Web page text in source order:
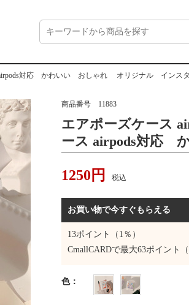
airpods対応 かわいい おしゃれ オリジナル インス
商品番号 11883
エアポーズケース
ース airpods対応
1250 円 税込
お買い物で今すぐもらえる
13ポイント（1％）
CmallCARDで最大63ポイント
色：